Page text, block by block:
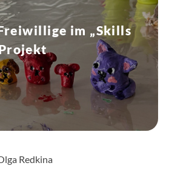
im „Skills
Redkina